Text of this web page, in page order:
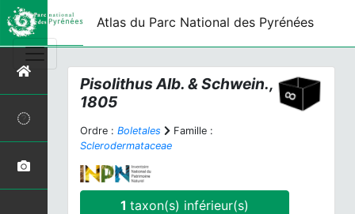
Atlas du Parc National des Pyrénées
PisolithusAlb. & Schwein.,
1805
Ordre : Boletales
Famille :
Sclerodermataceae
1taxon(s) inférieur(s)